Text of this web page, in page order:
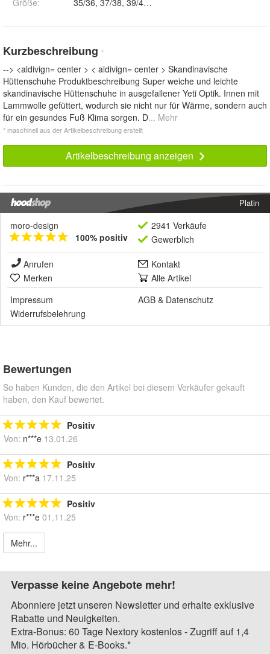
Größe:
Kurzbeschreibung *
--> <aldivign= center > < aldivign= center > Skandinavische
Hüttenschuhe Produktbeschreibung Super weiche und leichte
skandinavische Hüttenschuhe in ausgefallener Yeti Optik. Innen mit
Lammwolle gefüttert, wodurch sie nicht nur für Wärme, sondern auch
für ein gesundes Fuß Klima sorgen. D... Mehr
* maschinell aus der Artikelbeschreibung erstellt
Artikelbeschreibung anzeigen
Platin
moro-design
100% positiv
2941 Verkäufe
Gewerblich
Anrufen
Kontakt
Merken
Alle Artikel
Impressum
AGB & Datenschutz
Widerrufsbelehrung
Bewertungen
So haben Kunden, die den Artikel bei diesem Verkäufer gekauft
haben, den Kauf bewertet.
Positiv
Von: n***e 13.01.26
Positiv
Von: r***a 17.11.25
Positiv
Von: r***e 01.11.25
Mehr...
Verpasse keine Angebote mehr!
Abonniere jetzt unseren Newsletter und erhalte exklusive
Rabatte und Neuigkeiten.
Extra-Bonus: 60 Tage Nextory kostenlos - Zugriff auf 1,4
Mio. Hörbücher & E-Books.*